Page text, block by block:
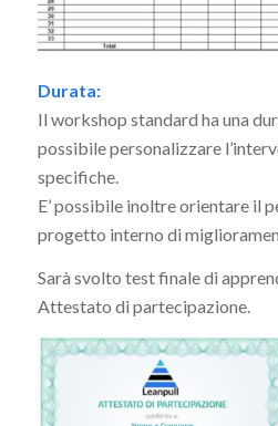
Durata:
Il workshop standard ha una
possibile personalizzare
specifiche.
E’ possibile inoltre orientare il
progetto interno di
Sarà svolto test finale di
Attestato di partecipazione.